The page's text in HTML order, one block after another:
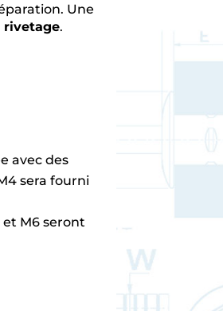
Une
rivetage.
avec des
sera fourni
et M6 seront